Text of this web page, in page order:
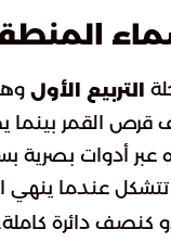
التربيع الأول
القمر بينما
أدوات بصرية
تتشكل عندما ينهي
دائرة كاملة.